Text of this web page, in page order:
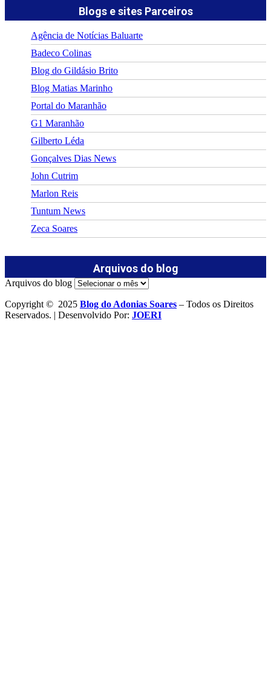
Blogs e sites Parceiros
Agência de Notícias Baluarte
Badeco Colinas
Blog do Gildásio Brito
Blog Matias Marinho
Portal do Maranhão
G1 Maranhão
Gilberto Léda
Gonçalves Dias News
John Cutrim
Marlon Reis
Tuntum News
Zeca Soares
Arquivos do blog
Arquivos do blog
Copyright © 2025 Blog do Adonias Soares – Todos os Direitos
Reservados. | Desenvolvido Por: JOERI